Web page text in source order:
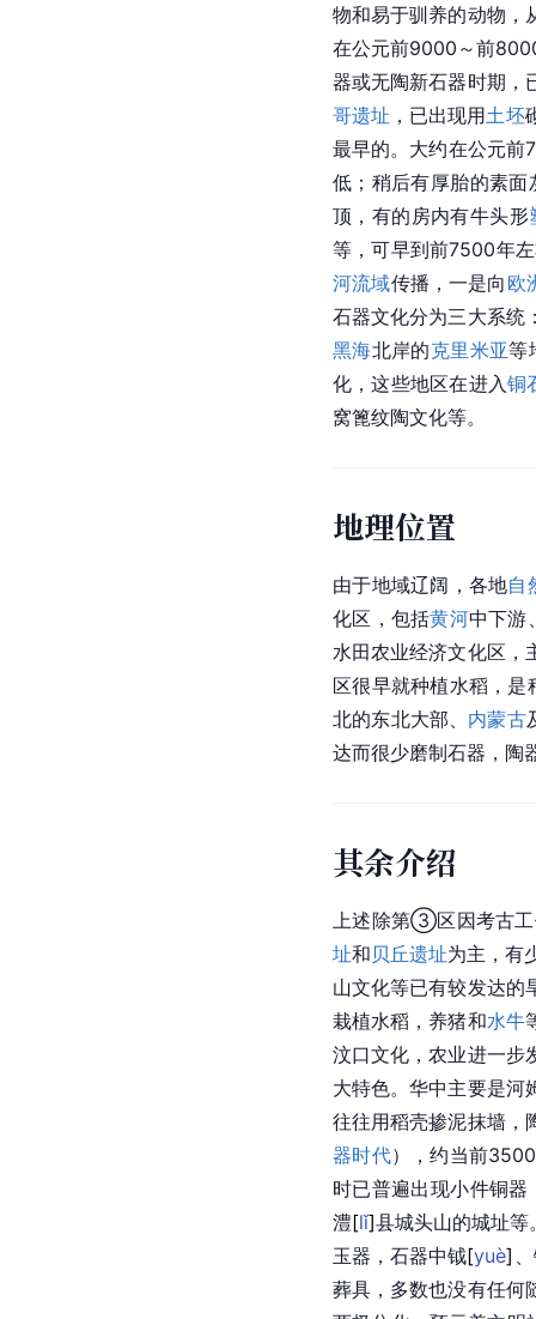
物和易于驯养的动物，
在公元前9000～前
器或无陶新石器时期，
哥遗址 ，已出现用土坯
最早的。大约在公元前
低；稍后有厚胎的素面
顶，有的房内有牛头形
等，可早到前7500年
河流域传播，一是向 欧
石器文化分为三大系统
黑海北岸的克里米亚等
化，这些地区在进入铜
窝篦纹陶文化等。
地理位置
由于地域辽阔，各地自
化区，包括黄河中下游
水田农业经济文化区，
区很早就种植水稻，
北的东北大部、 内蒙古
达而很少磨制石器，陶
其余介绍
上述除第③区因考古
址和 贝丘遗址为主，有
山文化等已有较发达的
栽植水稻，养猪和水牛
汶口文化 ，农业进一步
大特色。华中主要是河
往往用稻壳掺泥抹墙，
器时代），约当前
时已普遍出现小件铜器
澧[lǐ]县城头山的城址
玉器，石器中钺[yuè]
葬具 ，多数也没有任